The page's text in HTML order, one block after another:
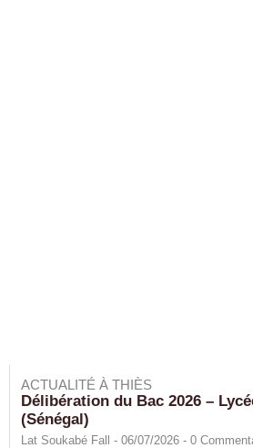
ACTUALITÉ À THIÈS
Délibération du Bac 2026 –
(Sénégal)
Lat Soukabé Fall - 06/07/2026 - 0